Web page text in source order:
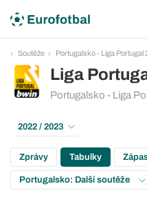
Soutěže Portugalsko - Liga Portugal
Liga
Portugalsko - Liga
2022 / 2023
Zprávy Tabulky
Portugalsko: Další soutěže